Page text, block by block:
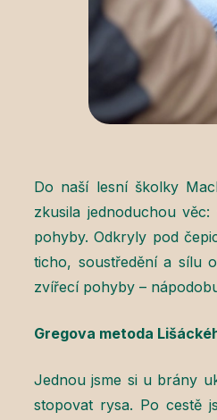
Do naší lesní školky
zkusila jednoduchou
pohyby. Odkryly pod
ticho, soustředění a sílu
zvířecí pohyby –
Gregova metoda
Jednou jsme si u brány
stopovat rysa. Po cestě